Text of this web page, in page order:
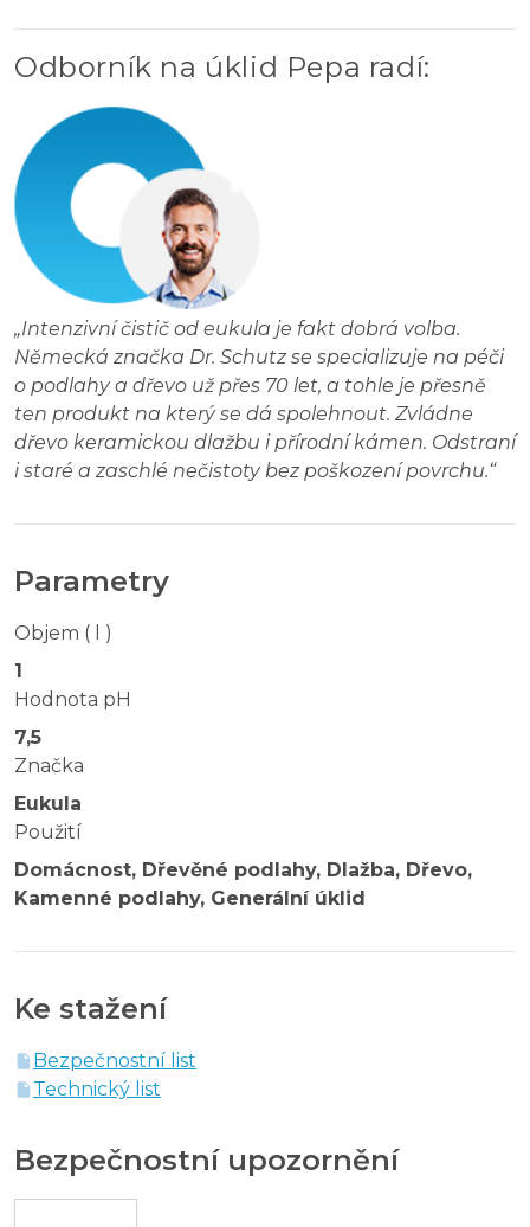
Odborník na úklid Pepa radí:
„Intenzivní čistič od eukula je fakt dobrá volba.
Německá značka Dr. Schutz se specializuje na péči
o podlahy a dřevo už přes 70 let, a tohle je přesně
ten produkt na který se dá spolehnout. Zvládne
dřevo keramickou dlažbu i přírodní kámen. Odstraní
i staré a zaschlé nečistoty bez poškození povrchu.“
Parametry
Objem ( l )
1
Hodnota pH
7,5
Značka
Eukula
Použití
Domácnost, Dřevěné podlahy, Dlažba, Dřevo,
Kamenné podlahy, Generální úklid
Ke stažení
Bezpečnostní list
Technický list
Bezpečnostní upozornění